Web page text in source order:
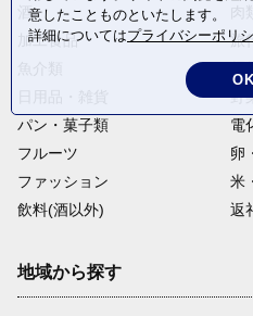
酒
加工食品
旅
野
パン・菓子類
電
フルーツ
卵
ファッション
米
飲料(酒以外)
返
地域から探す
意したことものといたします。
詳細についてはプライバシーポリ
OK